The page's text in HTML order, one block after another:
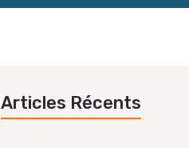
Articles Récents